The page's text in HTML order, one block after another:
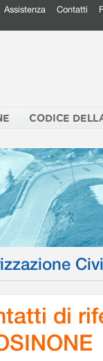
Assistenza Contatti
CODICE
di